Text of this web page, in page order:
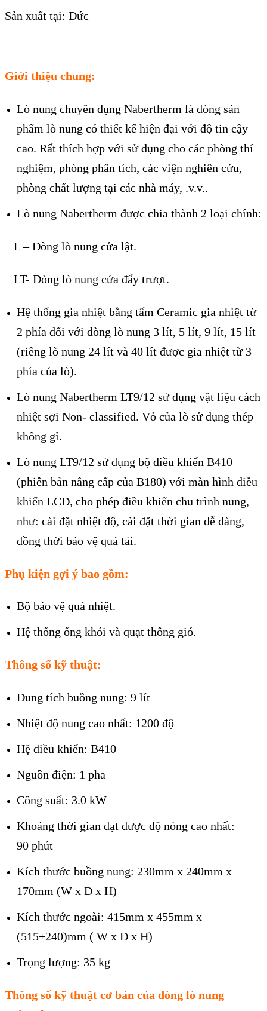
Sản xuất tại: Đức
Giới thiệu chung:
Lò nung chuyên dụng Nabertherm là dòng sản
phẩm lò nung có thiết kế hiện đại với độ tin cậy
cao. Rất thích hợp với sử dụng cho các phòng thí
nghiệm, phòng phân tích, các viện nghiên cứu,
phòng chất lượng tại các nhà máy, .v.v..
Lò nung Nabertherm được chia thành 2 loại chính:
L – Dòng lò nung cửa lật.
LT- Dòng lò nung cửa đẩy trượt.
Hệ thống gia nhiệt bằng tấm Ceramic gia nhiệt từ
2 phía đối với dòng lò nung 3 lít, 5 lít, 9 lít, 15 lít
(riêng lò nung 24 lít và 40 lít được gia nhiệt từ 3
phía của lò).
Lò nung Nabertherm LT9/12 sử dụng vật liệu cách
nhiệt sợi Non- classified. Vỏ của lò sử dụng thép
không gỉ.
Lò nung LT9/12 sử dụng bộ điều khiển B410
(phiên bản nâng cấp của B180) với màn hình điều
khiển LCD, cho phép điều khiển chu trình nung,
như: cài đặt nhiệt độ, cài đặt thời gian dễ dàng,
đồng thời bảo vệ quá tải.
Phụ kiện gợi ý bao gồm:
Bộ bảo vệ quá nhiệt.
Hệ thống ống khói và quạt thông gió.
Thông số kỹ thuật:
Dung tích buồng nung: 9 lít
Nhiệt độ nung cao nhất: 1200 độ
Hệ điều khiển: B410
Nguồn điện: 1 pha
Công suất: 3.0 kW
Khoảng thời gian đạt được độ nóng cao nhất:
90 phút
Kích thước buồng nung: 230mm x 240mm x
170mm (W x D x H)
Kích thước ngoài: 415mm x 455mm x
(515+240)mm ( W x D x H)
Trọng lượng: 35 kg
Thông số kỹ thuật cơ bản của dòng lò nung